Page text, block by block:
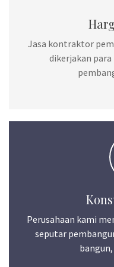
Jasa kontraktor
dikerjakan
Perusahaan kami
seputar